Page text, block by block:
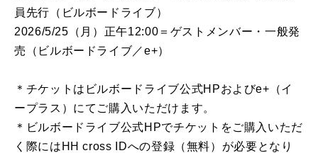
員先行（ビルボードライブ）
2026/5/25（月）正午12:00＝ゲストメンバー・一般発
売（ビルボードライブ／e+）
＊チケットはビルボードライブ公式HPおよびe+（イ
ープラス）にてご購入いただけます。
＊ビルボードライブ公式HPでチケットをご購入いただ
く際にはHH cross IDへの登録（無料）が必要となり